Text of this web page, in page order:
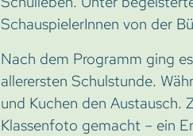
SchauspielerInnen von der
Nach dem Programm ging
allerersten Schulstunde.
und Kuchen den Austausch.
Klassenfoto gemacht – ein